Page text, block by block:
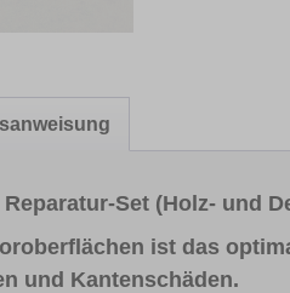
Set (Holz- und
ist das
und Kantenschäden.